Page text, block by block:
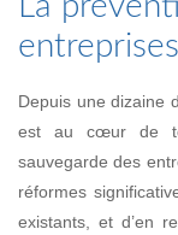
entreprises
Depuis une dizaine
est au cœur de
sauvegarde des
réformes
existants, et d’en